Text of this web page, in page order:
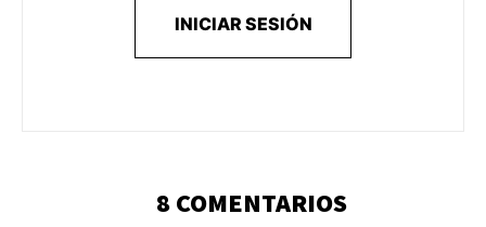
INICIAR SESIÓN
8 COMENTARIOS